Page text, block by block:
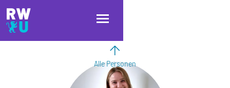
Direkt zum Inhalt
Direkt zur Hauptnavigation
Direkt zum Fußbereich
Alle Personen